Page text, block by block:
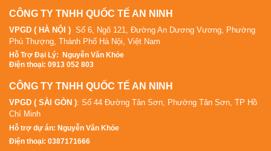
CÔNG TY TNHH QUỐC TẾ AN NINH
VPGD ( HÀ NỘI ) Số 6, Ngõ 121, Đường An Dương Vương, Phường
Phú Thượng, Thành Phố Hà Nội, Việt Nam
Hỗ Trợ Đại Lý: Nguyễn Văn Khỏe
Điện thoại: 0913 052 803
CÔNG TY TNHH QUỐC TẾ AN NINH
VPGD ( SÀI GÒN ): Số 44 Đường Tân Sơn, Phường Tân Sơn, TP Hồ
Chí Minh
Hỗ trợ dự án: Nguyễn Văn Khỏe
Điện thoại: 0387171666